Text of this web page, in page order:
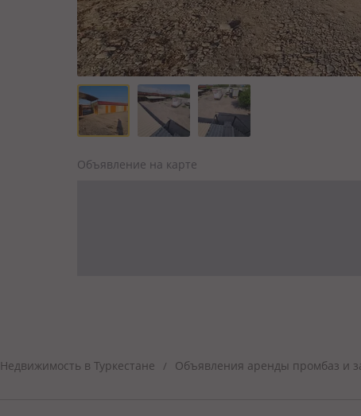
Объявление на карте
Недвижимость в Туркестане / Объявления аренды промбаз и